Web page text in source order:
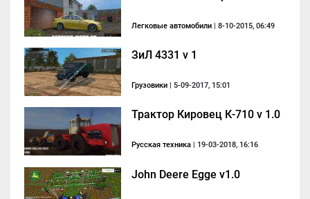
Легковые автомобили | 8-10-2015, 06:49
ЗиЛ 4331 v 1
Грузовики | 5-09-2017, 15:01
Трактор Кировец К-710 v 1.0
Русская техника | 19-03-2018, 16:16
John Deere Egge v1.0